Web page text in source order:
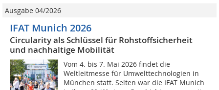
Ausgabe 04/2026
IFAT Munich 2026
Circularity als Schlüssel für Rohstoffsicherheit
und nachhaltige Mobilität
Vom 4. bis 7. Mai 2026 findet die
Weltleitmesse für Umwelttechnologien in
München statt. Selten war die IFAT Munich